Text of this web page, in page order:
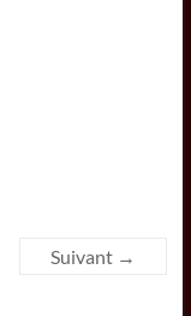
Suivant →